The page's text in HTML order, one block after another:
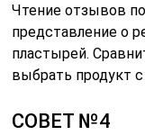
Чтение отзывов
представление о
пластырей.
выбрать продукт
СОВЕТ №4